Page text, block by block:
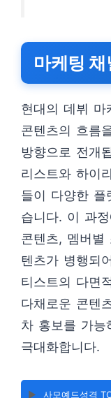
마케팅
현대의 데뷔 마
콘텐츠의 흐름
방향으로 전개
리스트와 하이
들이 다양한 플
습니다. 이 과
콘텐츠, 멤버별
텐츠가 병행되
티스트의 다면
다채로운 콘텐
차 홍보를 가능
극대화합니다.
▶️ 사모예드성격